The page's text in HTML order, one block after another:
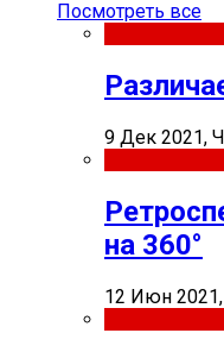
Посмотреть все
9 Дек 2021,
на 360°
12 Июн 2021,